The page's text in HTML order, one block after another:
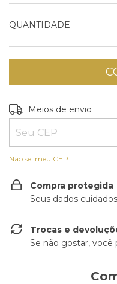
QUANTIDADE
Entregas para o CEP:
Meios de envio
Não sei meu CEP
Compra protegida
Seus dados
Trocas e
Se não gostar, você